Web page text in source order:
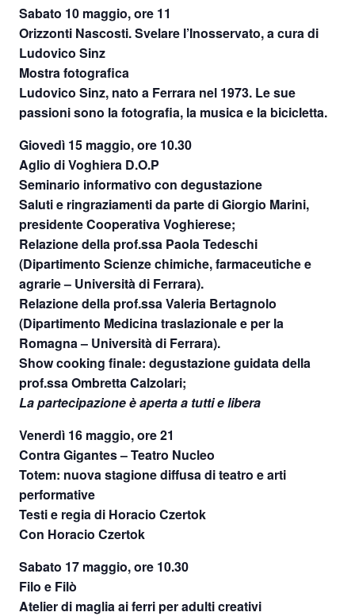
Sabato 10 maggio, ore 11
Orizzonti Nascosti. Svelare l’Inosservato, a cura di
Ludovico Sinz
Mostra fotografica
Ludovico Sinz, nato a Ferrara nel 1973. Le sue
passioni sono la fotografia, la musica e la bicicletta.
Giovedì 15 maggio, ore 10.30
Aglio di Voghiera D.O.P
Seminario informativo con degustazione
Saluti e ringraziamenti da parte di Giorgio Marini,
presidente Cooperativa Voghierese;
Relazione della prof.ssa Paola Tedeschi
(Dipartimento Scienze chimiche, farmaceutiche e
agrarie – Università di Ferrara).
Relazione della prof.ssa Valeria Bertagnolo
(Dipartimento Medicina traslazionale e per la
Romagna – Università di Ferrara).
Show cooking finale: degustazione guidata della
prof.ssa Ombretta Calzolari;
La partecipazione è aperta a tutti e libera
Venerdì 16 maggio, ore 21
Contra Gigantes – Teatro Nucleo
Totem: nuova stagione diffusa di teatro e arti
performative
Testi e regia di Horacio Czertok
Con Horacio Czertok
Sabato 17 maggio, ore 10.30
Filo e Filò
Atelier di maglia ai ferri per adulti creativi